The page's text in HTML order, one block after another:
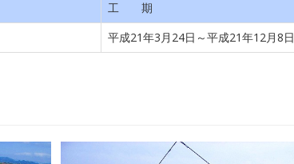
工 期
平成21年3月24日～平成21年12月8日